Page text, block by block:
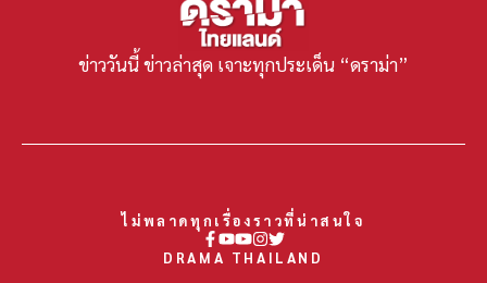
ข่าววันนี้ ข่าวล่าสุด เจาะทุกประเด็น “ดราม่า”
ไม่พลาดทุกเรื่องราวที่น่าสนใจ
DRAMA THAILAND